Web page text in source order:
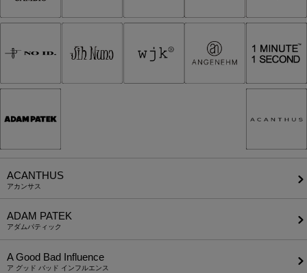
ACANTHUS
アカンサス
ADAM PATEK
アダムパティック
A Good Bad Influence
ア グッド バッド インフルエンス